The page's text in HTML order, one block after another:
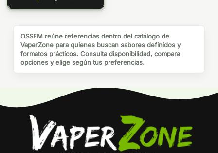
OSSEM reúne referencias dentro del catálogo de
VaperZone para quienes buscan sabores definidos y
formatos prácticos. Consulta disponibilidad, compara
opciones y elige según tus preferencias.